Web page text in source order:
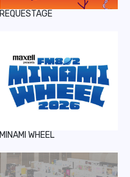
REQUESTAGE
MINAMI WHEEL